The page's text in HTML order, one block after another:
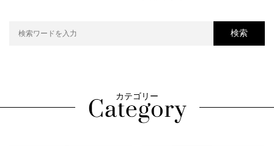
検索
カテゴリー